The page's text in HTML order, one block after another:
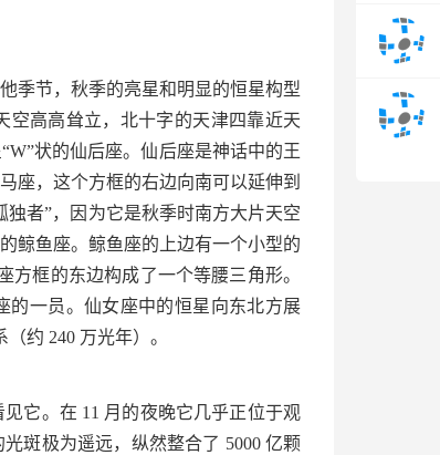
季节，秋季的亮星和明显的恒星构型
空高高耸立，北十字的天津四靠近天
状的仙后座。仙后座是神话中的王
座，这个方框的右边向南可以延伸到
者”，因为它是秋季时南方大片天空
鲸鱼座。鲸鱼座的上边有一个小型的
框的东边构成了一个等腰三角形。
的一员。仙女座中的恒星向东北方展
约 240 万光年）。
它。在 11 月的夜晚它几乎正位于观
斑极为遥远，纵然整合了 5000 亿颗